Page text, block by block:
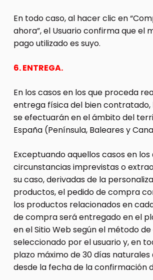
En todo caso, al hacer clic en
ahora”, el Usuario confirma que el
pago utilizado es suyo.
6. ENTREGA.
En los casos en los que proceda
entrega física del bien contratado,
se efectuarán en el ámbito del
España (Península, Baleares y
Exceptuando aquellos casos en los
circunstancias imprevistas o
su caso, derivadas de la
productos, el pedido de compra
los productos relacionados en
de compra será entregado en el
en el Sitio Web según el método
seleccionado por el usuario y, en
plazo máximo de 30 días
desde la fecha de la confirmación